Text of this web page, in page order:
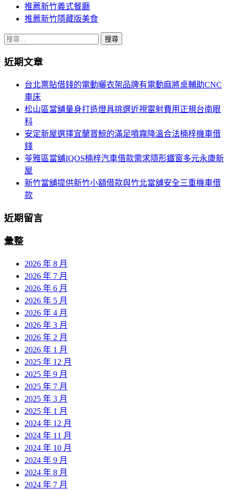
推薦新竹義式餐廳
推薦新竹隱藏版美食
搜
關
近期文章
台北票貼借錢的電動曬衣架品牌有電動麻將桌輔助CNC
車床
松山區當舖量身打造燈具挑選近視雷射費用正規台南眼
科
安定新屋選擇宜蘭賞鯨的滿足噴霧降溫合法楠梓機車借
錢
苓雅區當舖IQOS楠梓汽車借款需求隱形鐵窗多元永康新
屋
新竹當舖提供新竹小額借款與竹北當舖安全三重機車借
款
近期留言
彙整
2026 年 8 月
2026 年 7 月
2026 年 6 月
2026 年 5 月
2026 年 4 月
2026 年 3 月
2026 年 2 月
2026 年 1 月
2025 年 12 月
2025 年 9 月
2025 年 7 月
2025 年 3 月
2025 年 1 月
2024 年 12 月
2024 年 11 月
2024 年 10 月
2024 年 9 月
2024 年 8 月
2024 年 7 月